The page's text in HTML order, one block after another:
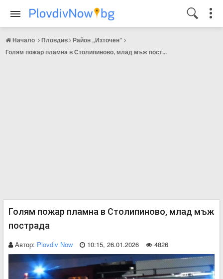
Начало Пловдив Район „Източен“
Голям пожар пламна в Столипиново, млад мъж пост...
Голям пожар пламна в Столипиново, млад мъж
пострада
Автор: Plovdiv Now 10:15, 26.01.2026 4826